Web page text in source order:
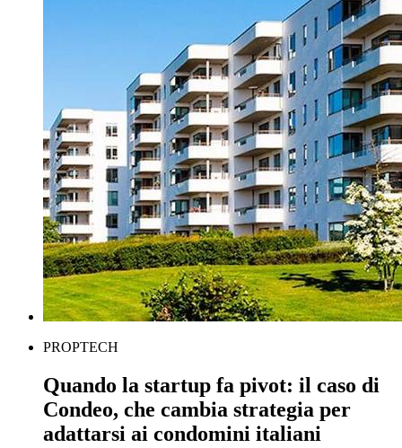
PROPTECH
Quando la startup fa pivot: il caso di
Condeo, che cambia strategia per
adattarsi ai condomini italiani